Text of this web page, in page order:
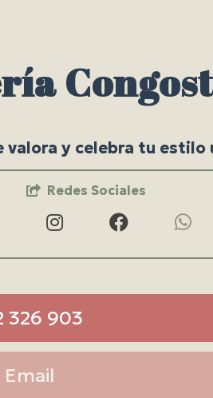
valora y celebra tu estilo
Redes Sociales
326 903
Email